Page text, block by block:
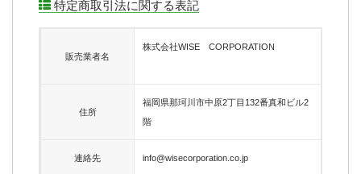
特定商取引法に関する表記
販売業者名
株式会社WISE CORPORATION
住所
福岡県那珂川市中原2丁目132番真和ビル2
階
連絡先 info@wisecorporation.co.jp